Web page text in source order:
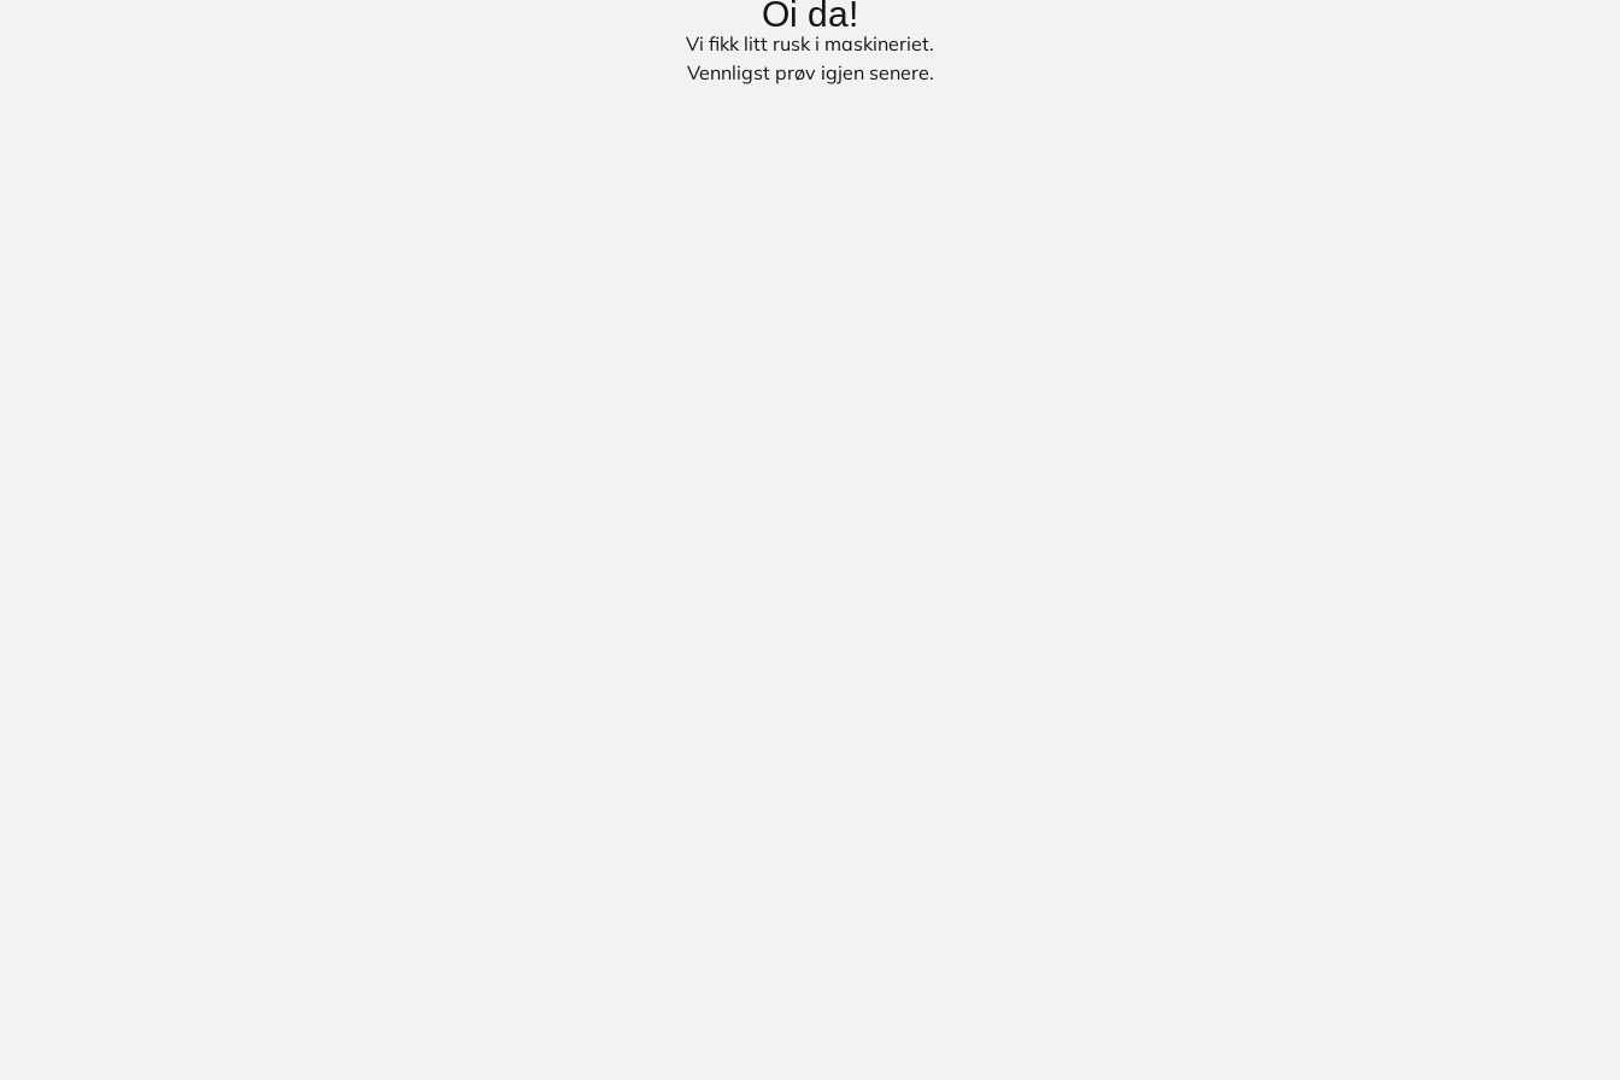
Oi da!
Vi fikk litt rusk i maskineriet.
Vennligst prøv igjen senere.